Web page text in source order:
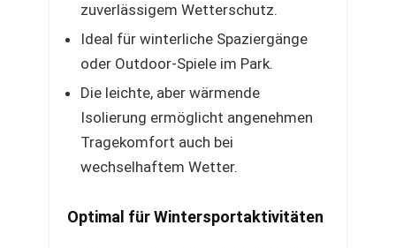
zuverlässigem Wetterschutz.
Ideal für winterliche Spaziergänge
oder Outdoor-Spiele im Park.
Die leichte, aber wärmende
Isolierung ermöglicht angenehmen
Tragekomfort auch bei
wechselhaftem Wetter.
Optimal für Wintersportaktivitäten